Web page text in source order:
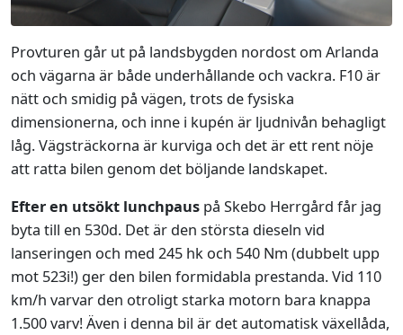
Provturen går ut på landsbygden nordost om Arlanda
och vägarna är både underhållande och vackra. F10 är
nätt och smidig på vägen, trots de fysiska
dimensionerna, och inne i kupén är ljudnivån behagligt
låg. Vägsträckorna är kurviga och det är ett rent nöje
att ratta bilen genom det böljande landskapet.
Efter en utsökt lunchpaus på Skebo Herrgård får jag
byta till en 530d. Det är den största dieseln vid
lanseringen och med 245 hk och 540 Nm (dubbelt upp
mot 523i!) ger den bilen formidabla prestanda. Vid 110
km/h varvar den otroligt starka motorn bara knappa
1.500 varv! Även i denna bil är det automatisk växellåda,